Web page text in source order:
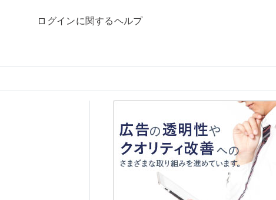
ログインに関するヘルプ